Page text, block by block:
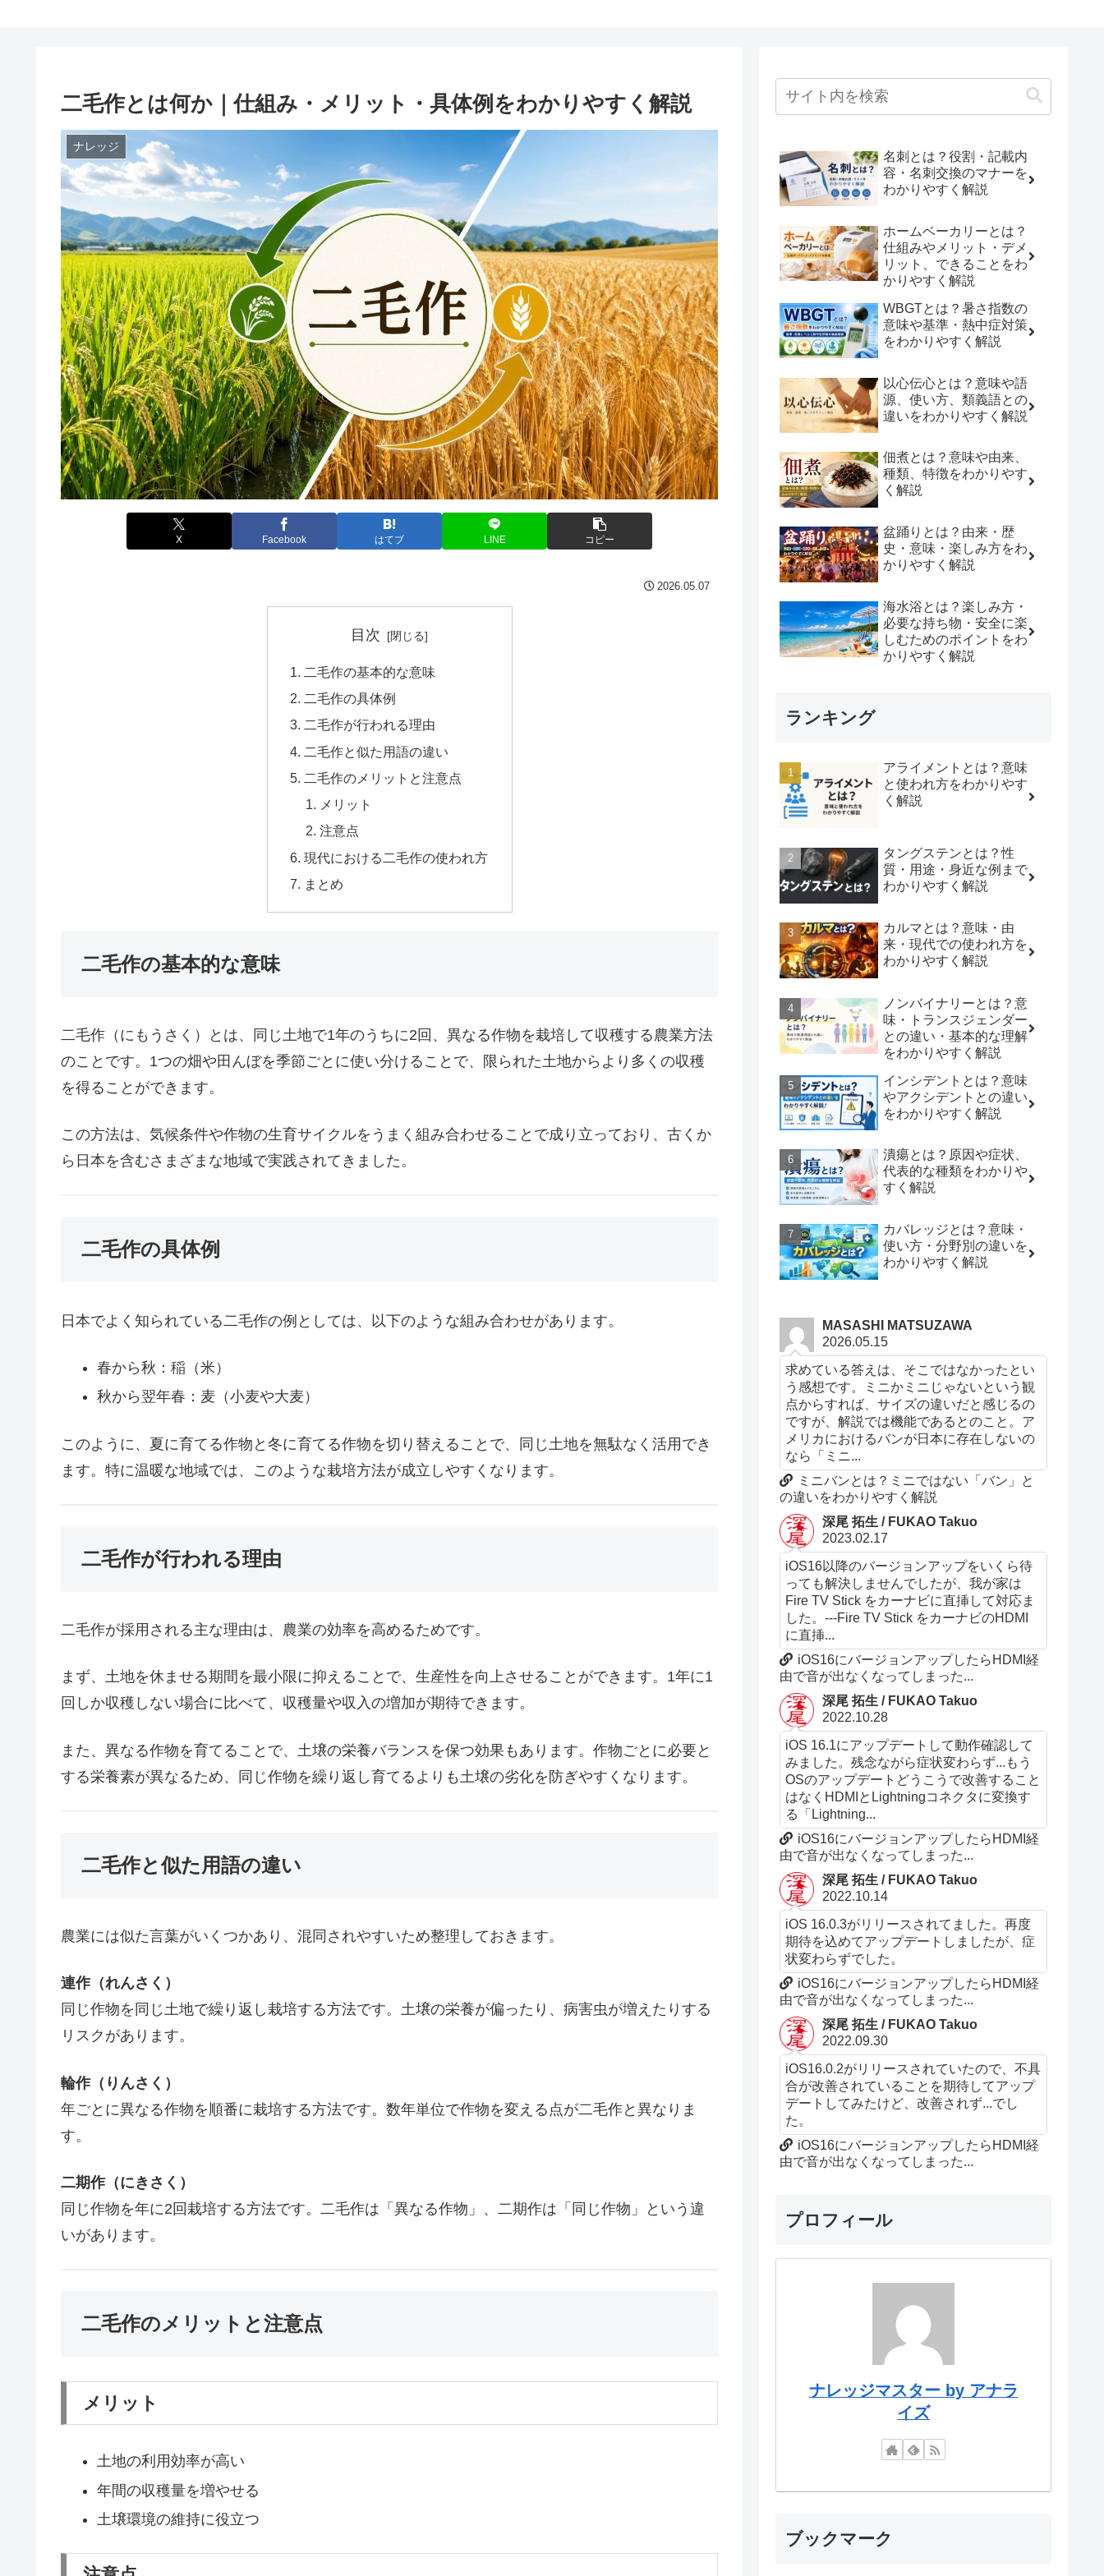
二毛作とは何か｜仕組み・メリット・具体例をわかりやすく解説
ナレッジ
X Facebook はてブ LINE コピー
2026.05.07
目次
二毛作の基本的な意味
二毛作の具体例
二毛作が行われる理由
二毛作と似た用語の違い
二毛作のメリットと注意点
メリット
注意点
現代における二毛作の使われ方
まとめ
二毛作の基本的な意味
二毛作（にもうさく）とは、同じ土地で1年のうちに2回、異なる作物を栽培して収穫する農業方法
のことです。1つの畑や田んぼを季節ごとに使い分けることで、限られた土地からより多くの収穫
を得ることができます。
この方法は、気候条件や作物の生育サイクルをうまく組み合わせることで成り立っており、古くか
ら日本を含むさまざまな地域で実践されてきました。
二毛作の具体例
日本でよく知られている二毛作の例としては、以下のような組み合わせがあります。
春から秋：稲（米）
秋から翌年春：麦（小麦や大麦）
このように、夏に育てる作物と冬に育てる作物を切り替えることで、同じ土地を無駄なく活用でき
ます。特に温暖な地域では、このような栽培方法が成立しやすくなります。
二毛作が行われる理由
二毛作が採用される主な理由は、農業の効率を高めるためです。
まず、土地を休ませる期間を最小限に抑えることで、生産性を向上させることができます。1年に1
回しか収穫しない場合に比べて、収穫量や収入の増加が期待できます。
また、異なる作物を育てることで、土壌の栄養バランスを保つ効果もあります。作物ごとに必要と
する栄養素が異なるため、同じ作物を繰り返し育てるよりも土壌の劣化を防ぎやすくなります。
二毛作と似た用語の違い
農業には似た言葉がいくつかあり、混同されやすいため整理しておきます。
連作（れんさく）
同じ作物を同じ土地で繰り返し栽培する方法です。土壌の栄養が偏ったり、病害虫が増えたりする
リスクがあります。
輪作（りんさく）
年ごとに異なる作物を順番に栽培する方法です。数年単位で作物を変える点が二毛作と異なりま
す。
二期作（にきさく）
同じ作物を年に2回栽培する方法です。二毛作は「異なる作物」、二期作は「同じ作物」という違
いがあります。
二毛作のメリットと注意点
メリット
土地の利用効率が高い
年間の収穫量を増やせる
土壌環境の維持に役立つ
名刺とは？役割・記載内
容・名刺交換のマナーを
わかりやすく解説
ホームベーカリーとは？
仕組みやメリット・デメ
リット、できることをわ
かりやすく解説
WBGTとは？暑さ指数の
意味や基準・熱中症対策
をわかりやすく解説
以心伝心とは？意味や語
源、使い方、類義語との
違いをわかりやすく解説
佃煮とは？意味や由来、
種類、特徴をわかりやす
く解説
盆踊りとは？由来・歴
史・意味・楽しみ方をわ
かりやすく解説
海水浴とは？楽しみ方・
必要な持ち物・安全に楽
しむためのポイントをわ
かりやすく解説
ランキング
アライメントとは？意味
と使われ方をわかりやす
く解説
タングステンとは？性
質・用途・身近な例まで
わかりやすく解説
カルマとは？意味・由
来・現代での使われ方を
わかりやすく解説
ノンバイナリーとは？意
味・トランスジェンダー
との違い・基本的な理解
をわかりやすく解説
インシデントとは？意味
やアクシデントとの違い
をわかりやすく解説
潰瘍とは？原因や症状、
代表的な種類をわかりや
すく解説
カバレッジとは？意味・
使い方・分野別の違いを
わかりやすく解説
MASASHI MATSUZAWA
2026.05.15
求めている答えは、そこではなかったとい
う感想です。ミニかミニじゃないという観
点からすれば、サイズの違いだと感じるの
ですが、解説では機能であるとのこと。ア
メリカにおけるバンが日本に存在しないの
なら「ミニ...
ミニバンとは？ミニではない「バン」と
の違いをわかりやすく解説
深尾 拓生 / FUKAO Takuo
2023.02.17
iOS16以降のバージョンアップをいくら待
っても解決しませんでしたが、我が家は
Fire TV Stick をカーナビに直挿して対応ま
した。---Fire TV Stick をカーナビのHDMI
に直挿...
iOS16にバージョンアップしたらHDMI経
由で音が出なくなってしまった...
深尾 拓生 / FUKAO Takuo
2022.10.28
iOS 16.1にアップデートして動作確認して
みました。残念ながら症状変わらず...もう
OSのアップデートどうこうで改善すること
はなくHDMIとLightningコネクタに変換す
る「Lightning...
iOS16にバージョンアップしたらHDMI経
由で音が出なくなってしまった...
深尾 拓生 / FUKAO Takuo
2022.10.14
iOS 16.0.3がリリースされてました。再度
期待を込めてアップデートしましたが、症
状変わらずでした。
iOS16にバージョンアップしたらHDMI経
由で音が出なくなってしまった...
深尾 拓生 / FUKAO Takuo
2022.09.30
iOS16.0.2がリリースされていたので、不具
合が改善されていることを期待してアップ
デートしてみたけど、改善されず...でし
た。
iOS16にバージョンアップしたらHDMI経
由で音が出なくなってしまった...
プロフィール
ナレッジマスター by アナラ
イズ
ブックマーク